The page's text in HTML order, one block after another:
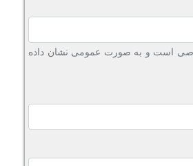
است و به صورت عمومی نشان داده